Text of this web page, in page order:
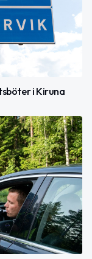
i Kiruna